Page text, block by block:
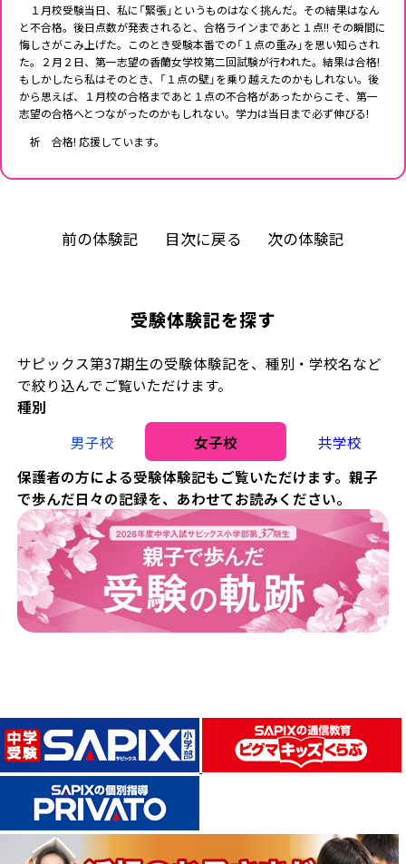
受験体験記を探す
サピックス第37期生の受験体験記を、種別・学校名など
で絞り込んでご覧いただけます。
種別
男子校
女子校
共学校
保護者の方による受験体験記もご覧いただけます。親子
で歩んだ日々の記録を、あわせてお読みください。
１月校受験当日、私に「緊張」というものはなく挑んだ。その結果はなん
と不合格。後日点数が発表されると、合格ラインまであと１点!! その瞬間に
悔しさがこみ上げた。このとき受験本番での「１点の重み」を思い知らされ
た。２月２日、第一志望の香蘭女学校第二回試験が行われた。結果は合格!
もしかしたら私はそのとき、「１点の壁」を乗り越えたのかもしれない。後
から思えば、１月校の合格まであと１点の不合格があったからこそ、第一
志望の合格へとつながったのかもしれない。学力は当日まで必ず伸びる!
祈 合格! 応援しています。
前の体験記 目次に戻る 次の体験記